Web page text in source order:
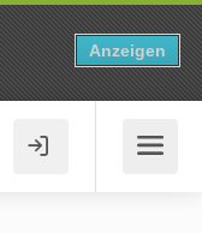
Anzeigen